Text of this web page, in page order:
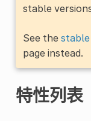
stable
See the
page instead.
特性列表